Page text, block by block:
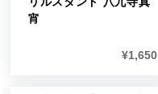
宵
¥1,650